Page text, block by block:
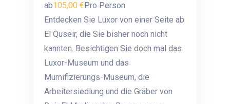
ab105,00 €Pro Person
Entdecken Sie Luxor von einer Seite ab
El Quseir, die Sie bisher noch nicht
kannten. Besichtigen Sie doch mal das
Luxor-Museum und das
Mumifizierungs-Museum, die
Arbeitersiedlung und die Gräber von